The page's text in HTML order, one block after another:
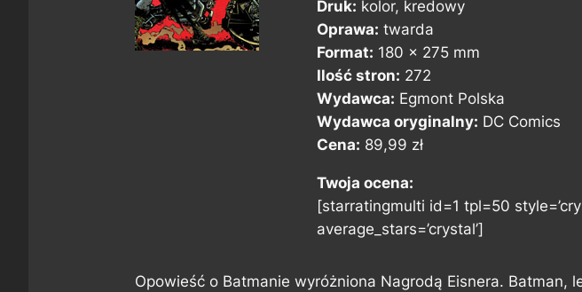
Druk: kolor, kredowy
Oprawa: twarda
Format: 180 x 275 mm
Ilość stron: 272
Wydawca: Egmont Polska
Wydawca oryginalny: DC Comics
Cena: 89,99 zł
Twoja ocena:
[starratingmulti id=1 tpl=50
average_stars=’crystal’]
Opowieść o Batmanie wyróżniona Nagrodą Eisnera. Batman,